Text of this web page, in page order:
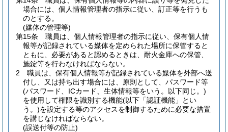
場合には、個人情報管理者の指示に従い、訂正等を行うも
のとする。
(媒体の管理等)
第15条
職員は、個人情報管理者の指示に従い、保有個人情
報等が記録されている媒体を定められた場所に保管すると
ともに、必要があると認めるときは、耐火金庫への保管、
施錠等を行わなければならない。
2
職員は、保有個人情報等が記録されている媒体を外部へ送
付し、又は持ち出す場合には、原則として、パスワード等
(パスワード、ICカード、生体情報等をいう。以下同じ。)
を使用して権限を識別する機能(以下「認証機能」とい
う。)を設定する等のアクセスを制御するために必要な措置
を講じなければならない。
(誤送付等の防止)